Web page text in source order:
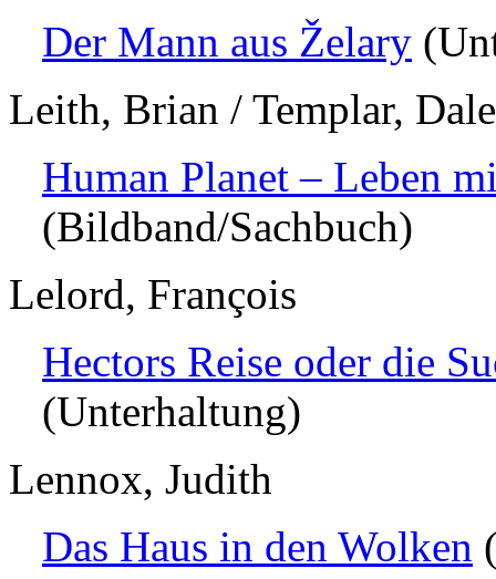
Der Mann aus Želary
Leith, Brian / Templar,
Human Planet – Leben
(Bildband/Sachbuch)
Lelord, François
Hectors Reise oder die
(Unterhaltung)
Lennox, Judith
Das Haus in den Wolken